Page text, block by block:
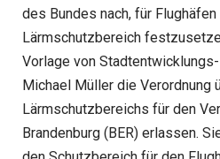
des Bundes nach, für Flughäfen
Lärmschutzbereich
Vorlage von
Michael Müller die
Lärmschutzbereichs für den
Brandenburg (BER) erlassen.